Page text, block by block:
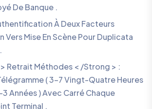
De Banque .
À Deux Facteurs
Mise En Scène Pour Duplicata
Retrait Méthodes < /Strong > :
( 3-7 Vingt-Quatre Heures
3 Années ) Avec Carré Chaque
Terminal .